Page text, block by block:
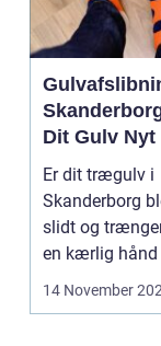
Dit Gulv Nyt
Er dit trægulv i
Skanderborg
slidt og
en kærlig hånd
14 November